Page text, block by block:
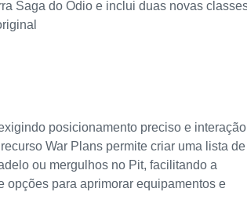
posicionamento preciso e interação
War Plans permite criar uma lista de
ou mergulhos no Pit, facilitando a
opções para aprimorar equipamentos e